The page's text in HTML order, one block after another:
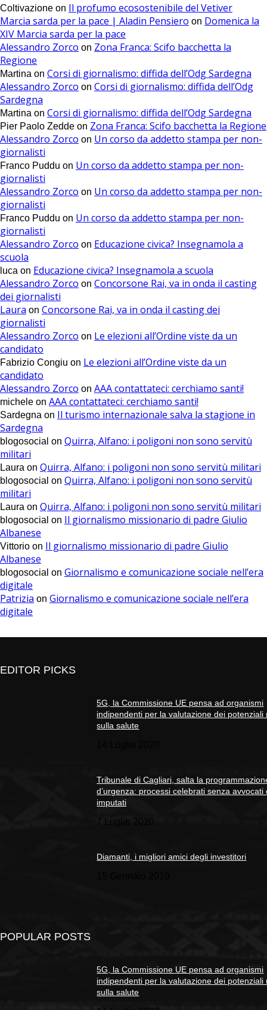
Coltivazione on Il profumo ecosostenibile del Vetiver
Marcia sarda per la pace | Aladin Pensiero on Domenica la
XIV Marcia sarda per la pace
Alessandro Zorco on Zona Franca: Scifo bacchetta la
Regione
Martina on Corsi di giornalismo: diffida dell’Odg Sardegna
Alessandro Zorco on Corsi di giornalismo: diffida dell’Odg
Sardegna
Martina on Corsi di giornalismo: diffida dell’Odg Sardegna
Pier Paolo Zedde on Zona Franca: Scifo bacchetta la Regione
Alessandro Zorco on Un corso da addetto stampa per non-
giornalisti
Franco Puddu on Un corso da addetto stampa per non-
giornalisti
Alessandro Zorco on Un corso da addetto stampa per non-
giornalisti
Franco Puddu on Un corso da addetto stampa per non-
giornalisti
Alessandro Zorco on Educazione civica? Insegnamola a
scuola
luca on Educazione civica? Insegnamola a scuola
Alessandro Zorco on Concorsone Rai, va in onda il casting
dei giornalisti
Laura on Concorsone Rai, va in onda il casting dei
giornalisti
Alessandro Zorco on Le elezioni all’Ordine viste da un
candidato
Fabrizio Congiu on Le elezioni all’Ordine viste da un
candidato
Alessandro Zorco on AAA contattateci: cerchiamo santi!
michele on AAA contattateci: cerchiamo santi!
Sardegna on Il turismo internazionale salva la stagione in
Sardegna
blogosocial on Quirra, Alfano: i poligoni non sono servitù
militari
Laura on Quirra, Alfano: i poligoni non sono servitù militari
blogosocial on Quirra, Alfano: i poligoni non sono servitù
militari
Laura on Quirra, Alfano: i poligoni non sono servitù militari
blogosocial on Il giornalismo missionario di padre Giulio
Albanese
Vittorio on Il giornalismo missionario di padre Giulio
Albanese
blogosocial on Giornalismo e comunicazione sociale nell’era
digitale
Patrizia on Giornalismo e comunicazione sociale nell’era
digitale
EDITOR PICKS
5G, la Commissione UE pensa ad organismi
indipendenti per la valutazione dei potenziali
sulla salute
Tribunale di Cagliari, salta la
d’urgenza: processi celebrati senza avvocati
imputati
7 Luglio 2020
Diamanti, i migliori amici degli investitori
POPULAR POSTS
5G, la Commissione UE pensa ad organismi
indipendenti per la valutazione dei potenziali
sulla salute